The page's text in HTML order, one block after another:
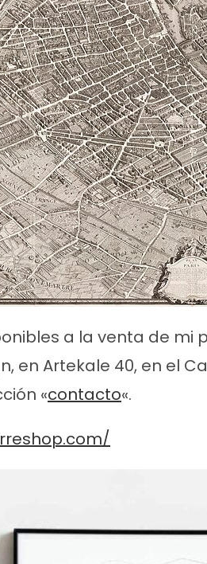
a la venta de mi
en Artekale 40, en el
«contacto«.